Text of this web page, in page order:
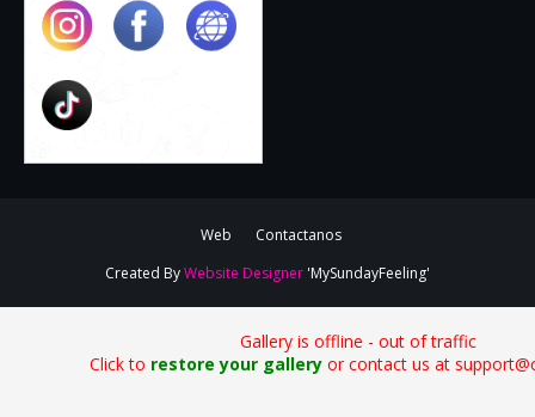
Web
Contactanos
Created ByWebsite Designer 'MySundayFeeling'
Gallery is offline - out of traffic
Click to restore your galleryor contact us at